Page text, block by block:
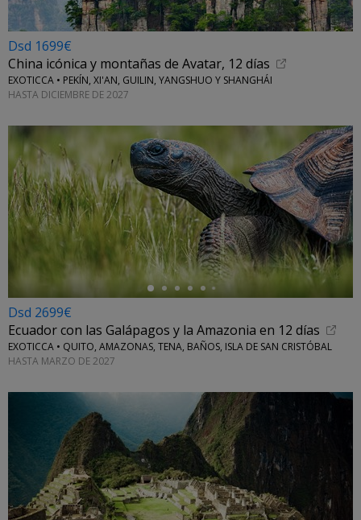
Dsd 1699€
China icónica y montañas de Avatar, 12 días
EXOTICCA • PEKÍN, XI'AN, GUILIN, YANGSHUO Y SHANGHÁI
HASTA DICIEMBRE DE 2027
←
Dsd 2699€
Ecuador con las Galápagos y la Amazonia en 12 días
EXOTICCA • QUITO, AMAZONAS, TENA, BAÑOS, ISLA DE SAN CRISTÓBAL
HASTA MARZO DE 2027